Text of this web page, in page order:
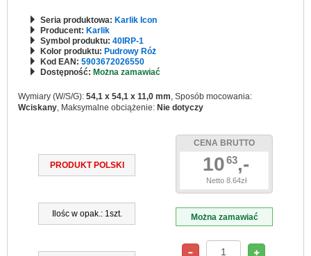
Seria produktowa: Karlik Icon
Producent: Karlik
Symbol produktu: 40IRP-1
Kolor produktu: Pudrowy Róż
Kod EAN: 5903672026550
Dostępność: Można zamawiać
Wymiary (W/S/G): 54,1 x 54,1 x 11,0 mm, Sposób mocowania:
Wciskany, Maksymalne obciążenie: Nie dotyczy
PRODUKT POLSKI
Ilośc w opak.: 1szt.
CENA BRUTTO
1063,-
Netto 8.64zł
Można zamawiać